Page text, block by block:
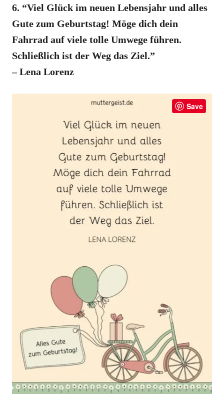
6. “Viel Glück im neuen Lebensjahr und alles
Gute zum Geburtstag! Möge dich dein
Fahrrad auf viele tolle Umwege führen.
Schließlich ist der Weg das Ziel.”
– Lena Lorenz
Save